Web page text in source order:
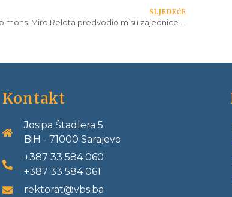
SLJEDEĆE
Biskup mons. Miro Relota predvodio misu zajednice u VBS-u
Kontakt
Josipa Štadlera 5
BiH - 71000 Sarajevo
+387 33 584 060
+387 33 584 061
rektorat@vbs.ba